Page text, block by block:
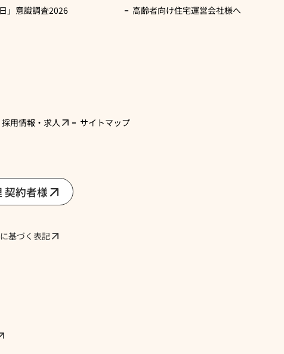
」意識調査2026
高齢者向け住宅運営会社様へ
採用情報・求人 サイトマップ
契約者様
基づく表記